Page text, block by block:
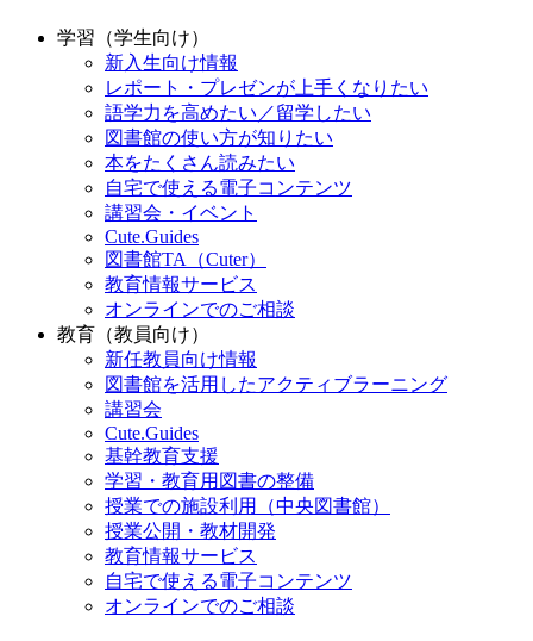
学習（学生向け）
新入生向け情報
レポート・プレゼンが上手くなりたい
語学力を高めたい／留学したい
図書館の使い方が知りたい
本をたくさん読みたい
自宅で使える電子コンテンツ
講習会・イベント
Cute.Guides
図書館TA（Cuter）
教育情報サービス
オンラインでのご相談
教育（教員向け）
新任教員向け情報
図書館を活用したアクティブラーニング
講習会
Cute.Guides
基幹教育支援
学習・教育用図書の整備
授業での施設利用（中央図書館）
授業公開・教材開発
教育情報サービス
自宅で使える電子コンテンツ
オンラインでのご相談